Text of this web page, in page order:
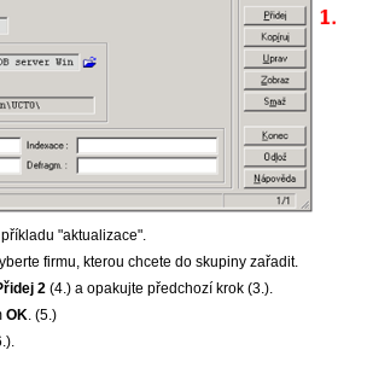
"aktualizace".
firmu, kterou chcete do skupiny zařadit.
2(4.) a opakujte předchozí krok (3.).
OK. (5.)